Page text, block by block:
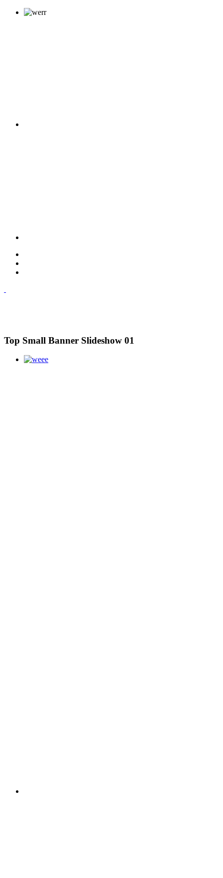
Top Small Banner Slideshow 01